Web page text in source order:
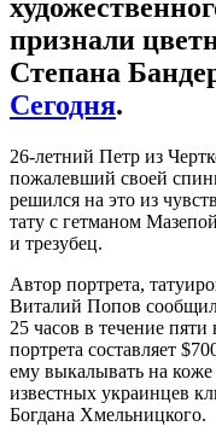
признали
Степана
Сегодня.
26-летний Петр из
пожалевший своей
решился на это из
тату с гетманом
и трезубец.
Автор портрета,
Виталий Попов
25 часов в течение пяти
портрета составляет
ему выкалывать на
известных украинцев
Богдана Хмельницкого.